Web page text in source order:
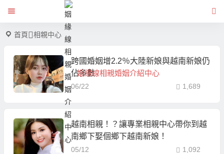
姻緣線相親婚姻介紹中心
首頁 相親中心
跨國婚姻增2.2％大陸新娘與越南新娘仍
佔多數
06/22 1,689
越南相親！？讓專業相親中心帶你到越
南鄉下娶個鄉下越南新娘！
05/12 1,092